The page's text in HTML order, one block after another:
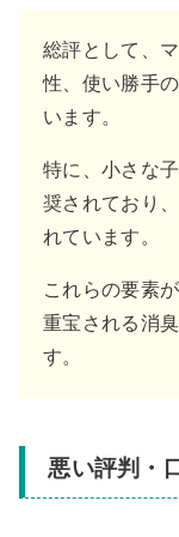
総評として、
性、使い勝手
います。
特に、小さな
奨されており
れています。
これらの要素
重宝される消
す。
悪い評判・